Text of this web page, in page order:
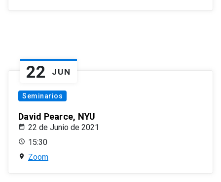
22 JUN
Seminarios
David Pearce, NYU
22 de Junio de 2021
15:30
Zoom